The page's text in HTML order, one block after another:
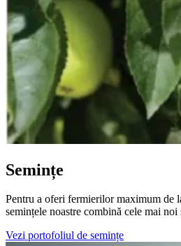
Semințe
Pentru a oferi fermierilor maximum de
semințele noastre combină cele mai
Vezi portofoliul de semințe